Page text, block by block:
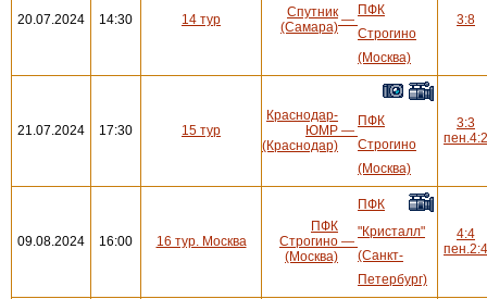
20.07.2024 14:30 14 тур
Спутник
(Самара) —
ПФК
Строгино
(Москва)
3:8
21.07.2024 17:30 15 тур
Краснодар-
ЮМР
(Краснодар)
—
ПФК
Строгино
(Москва)
3:3
пен.4:2
09.08.2024 16:00 16 тур. Москва
ПФК
Строгино
(Москва)
—
ПФК
"Кристалл"
(Санкт-
Петербург)
4:4
пен.2:4